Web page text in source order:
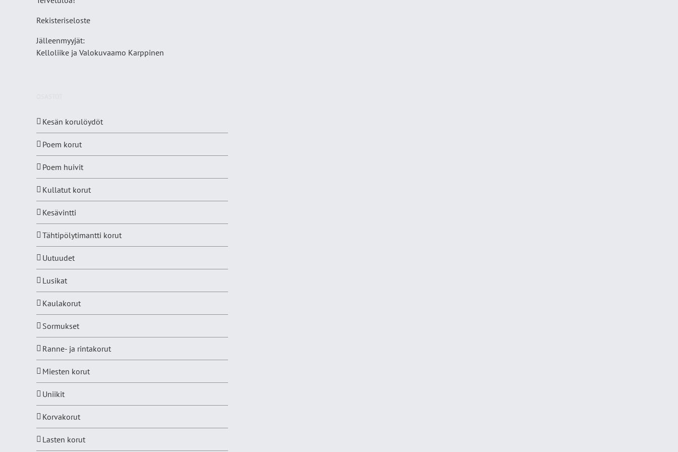
Rekisteriseloste
Jälleenmyyjät:
Kelloliike ja Valokuvaamo Karppinen
Kesän korulöydöt
Poem korut
Poem huivit
Kullatut korut
Kesävintti
Tähtipölytimantti korut
Uutuudet
Lusikat
Kaulakorut
Sormukset
Ranne- ja rintakorut
Miesten korut
Uniikit
Korvakorut
Lasten korut